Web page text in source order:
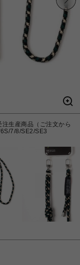
生産商品（ご注文から
7/8/SE2/SE3